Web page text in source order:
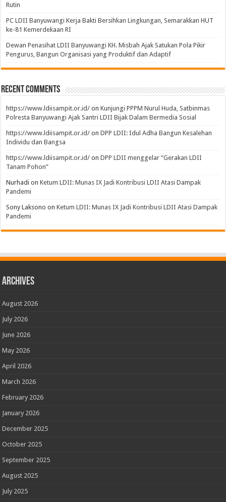
Rutin
PC LDII Banyuwangi Kerja Bakti Bersihkan Lingkungan, Semarakkan HUT
ke-81 Kemerdekaan RI
Dewan Penasihat LDII Banyuwangi KH. Misbah Ajak Satukan Pola Pikir
Pengurus, Bangun Organisasi yang Produktif dan Adaptif
Recent Comments
https://www.ldiisampit.or.id/ onKunjungi PPPM Nurul Huda, Satbinmas
Polresta Banyuwangi Ajak Santri LDII Bijak Dalam Bermedia Sosial
https://www.ldiisampit.or.id/ onDPP LDII: Idul Adha Bangun Kesalehan
Individu dan Bangsa
https://www.ldiisampit.or.id/ onDPP LDII menggelar “Gerakan LDII
Tanam Pohon”
Nurhadi onKetum LDII: Munas IX Jadi Kontribusi LDII Atasi Dampak
Pandemi
Sony Laksono onKetum LDII: Munas IX Jadi Kontribusi LDII Atasi Dampak
Pandemi
Archives
August 2026
July 2026
June 2026
May 2026
April 2026
March 2026
February 2026
January 2026
December 2025
October 2025
September 2025
August 2025
July 2025